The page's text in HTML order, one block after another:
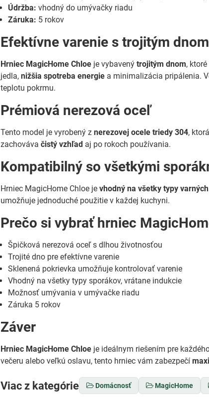
Údržba: vhodný do umývačky riadu
Záruka: 5 rokov
Efektívne varenie s trojitým dnom
Hrniec MagicHome Chloe je vybavenýtrojitým dnom,
jedla,nižšia spotreba energie a minimalizácia pripálenia.
teplotu pokrmu.
Prémiová nerezová oceľ
Tento model je vyrobený znerezovej ocele triedy 304,
zachovávačistý vzhľad aj po rokoch používania.
Kompatibilný so všetkými
Hrniec MagicHome Chloe jevhodný na všetky typy
umožňuje jednoduché použitie v každej kuchyni.
Prečo si vybrať hrniec
Špičková nerezová oceľ s dlhou životnosťou
Trojité dno pre efektívne varenie
Sklenená pokrievka umožňuje kontrolovať varenie
Vhodný na všetky typy sporákov, vrátane indukcie
Možnosť umývania v umývačke riadu
Záruka 5 rokov
Záver
Hrniec MagicHome Chloe je ideálnym riešením pre
večeru alebo veľkú oslavu, tento hrniec vám zabezpečí
Viac z kategórie Domácnosť MagicHome